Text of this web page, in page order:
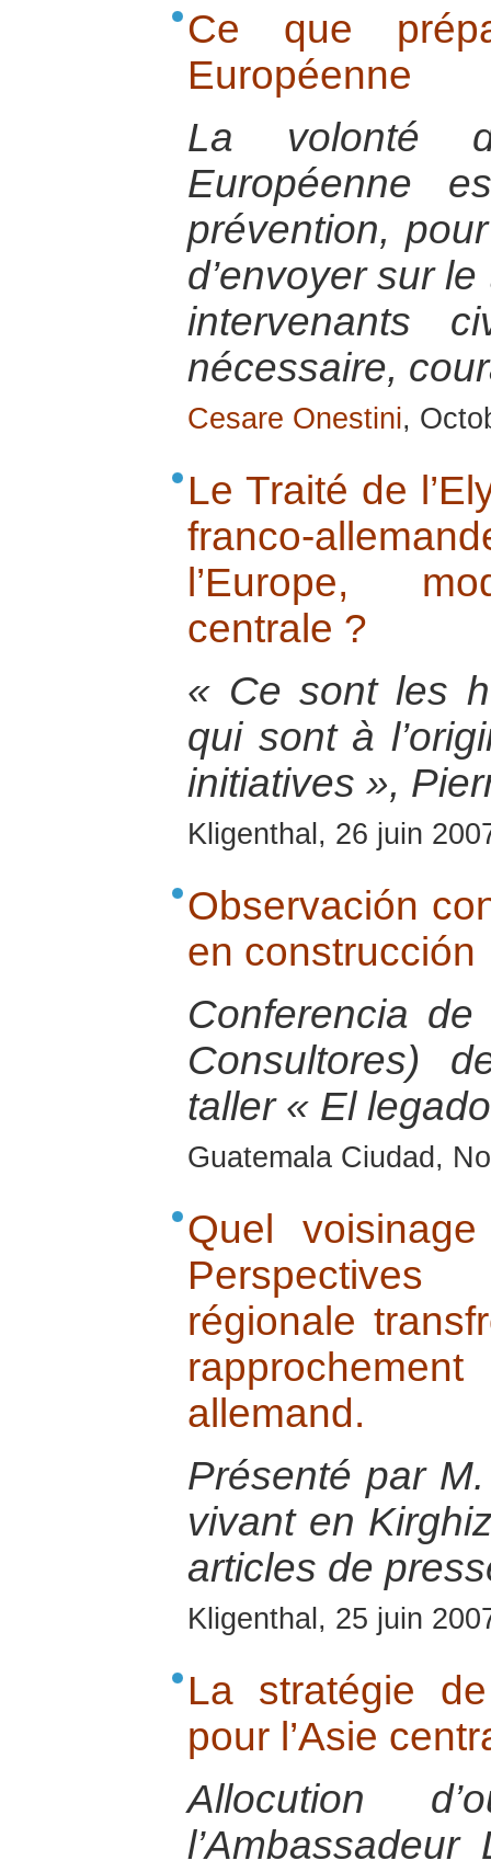
Ce que
Européenne
La volonté
Européenne
prévention,
d’envoyer sur
intervenants
nécessaire,
Cesare Onestini,
Le Traité de
franco-
l’Europe,
centrale ?
« Ce sont les
qui sont à
initiatives »,
Kligenthal, 26 juin
Observación
en construcción
Conferencia
Consultores)
taller « El
Guatemala Ciudad,
Quel
régionale
allemand.
Présenté par
vivant en
articles de
Kligenthal, 25 juin
La stratégie
pour l’Asie
Allocution